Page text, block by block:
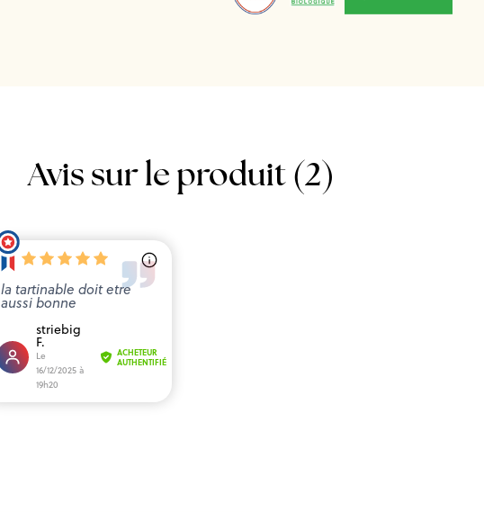
Avis sur le produit (2)
la tartinable doit etre
aussi bonne
striebig
F.
Le
16/12/2025 à
19h20
ACHETEUR
AUTHENTIFIÉ